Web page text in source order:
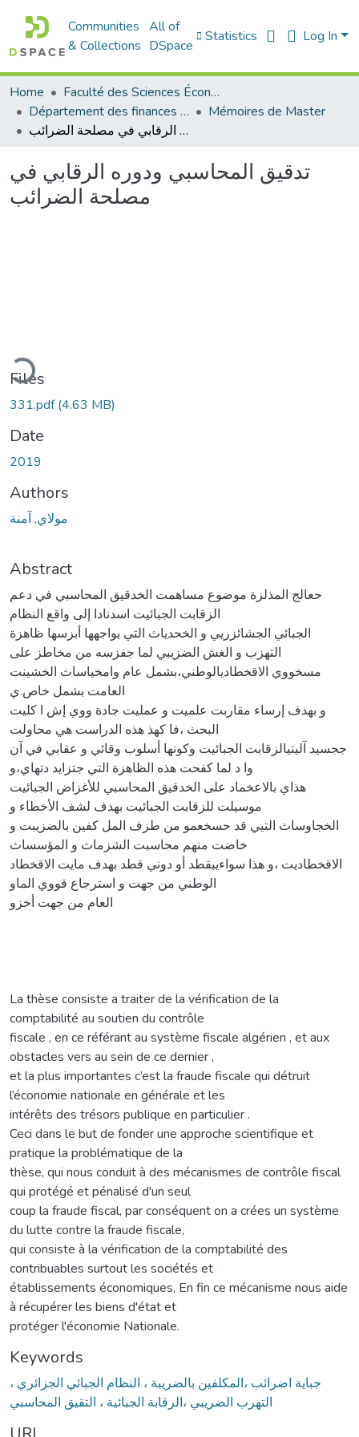
Communities
& Collections
All of
DSpace
Statistics Log In
Home
Faculté des Sciences Économiques Commerciales et des Sciences de Gestion
Département des finances et de comptabilité
Mémoires de Master
تدقيق المحاسبي ودوره الرقابي في مصلحة الضرائب
تدقيق المحاسبي ودوره الرقابي في
مصلحة الضرائب
Files
331.pdf(4.63 MB)
Date
2019
Authors
مولاي, آمنة
Abstract
حعالج المذلزة موضوع مساهمت الخدقيق المحاسبي في دعم
الزقابت الجبائيت اسدنادا إلى واقع النظام
الجبائي الجشائزريي و الخحدياث التي يواجهها أبزسها ظاهزة
التهزب و الغش الضزيبي لما جفزسه من مخاطز على
مسخووي الاقخطاديالوطني،بشمل عام وامخياساث الخشينت
العامت بشمل خاص.ي
و بهدف إرساء مقاربت علميت و عمليت جادة ووي إش ا كليت
البحث ،فا كهذ هذه الدراست هي محاولت
ججسيد آليتيالزقابت الجبائيت وكونها أسلوب وقائي و عقابي في آن
وا د لما كفحت هذه الظاهزة التي جتزايد دتهاي،و
هذاي بالاعخماد على الخدقيق المحاسبي للأغزاض الجبائيت
موسيلت للزقابت الجبائيت بهدف لشف الأخطاء و
الخجاوساث التيي قد حسخعمو من طزف المل كفين بالضزيبت و
خاضت منهم محاسبت الشزماث و المؤسساث
الاقخطاديت ،و هذا سواءيبقطد أو دوني قطد بهدف مايت الاقخطاد
الوطني من جهت و استرجاع قووي الماو
العام من جهت أخزو
La thèse consiste a traiter de la vérification de la
comptabilité au soutien du contrôle
fiscale , en ce référant au système fiscale algérien , et aux
obstacles vers au sein de ce dernier ,
et la plus importantes c’est la fraude fiscale qui détruit
l’économie nationale en générale et les
intérêts des trésors publique en particulier .
Ceci dans le but de fonder une approche scientifique et
pratique la problématique de la
thèse, qui nous conduit à des mécanismes de contrôle fiscal
qui protégé et pénalisé d'un seul
coup la fraude fiscal, par conséquent on a crées un système
du lutte contre la fraude fiscale,
qui consiste à la vérification de la comptabilité des
contribuables surtout les sociétés et
établissements économiques, En fin ce mécanisme nous aide
à récupérer les biens d'état et
protéger l'économie Nationale.
Keywords
جباية اضرائب ،المكلفين بالضريبة ، النظام الجبائي الجزائري ،
التهرب الضريبي ،الرقابة الجبائية ، التقيق المحاسبي